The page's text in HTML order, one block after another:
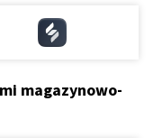
magazynowo-